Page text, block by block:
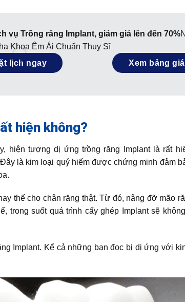
vụ Trồng răng Implant, giảm giá lên đến 70%
Khoa Êm Ái Chuẩn Thuỵ Sĩ
lịch ngay Xem bảng giá
hiện không?
hiện tượng dị ứng trồng răng Implant là rất
là kim loại quý hiếm được chứng minh đảm
thế cho chân răng thật. Từ đó, nâng đỡ mão
trong suốt quá trình cấy ghép Implant sẽ
Implant. Kể cả những bạn đọc bị dị ứng với